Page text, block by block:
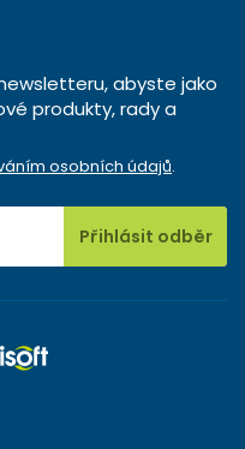
abyste jako
produkty, rady a
osobních údajů.
Přihlásit odběr